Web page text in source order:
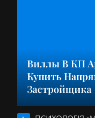
Виллы В КП
Купить
Застройщика